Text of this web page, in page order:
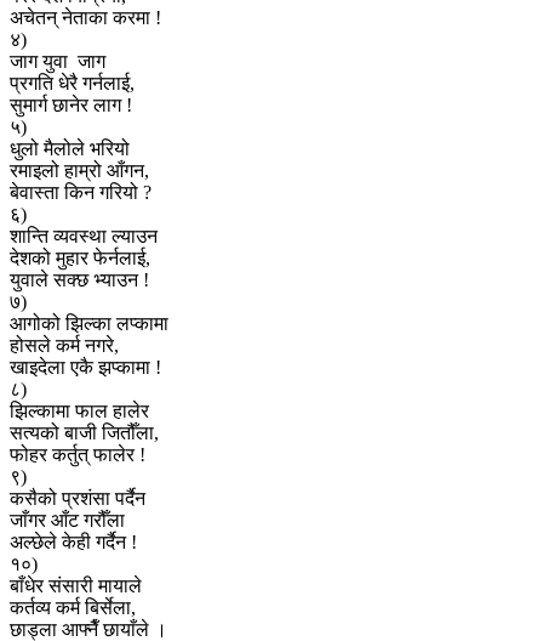
अचेतन् नेताका करमा !
४)
जाग युवा जाग
प्रगति धेरै गर्नलाई,
सुमार्ग छानेर लाग !
५)
धुलो मैलोले भरियो
रमाइलो हाम्रो आँगन,
बेवास्ता किन गरियो ?
६)
शान्ति व्यवस्था ल्याउन
देशको मुहार फेर्नलाई,
युवाले सक्छ भ्याउन !
७)
आगोको झिल्का लप्कामा
होसले कर्म नगरे,
खाइदेला एकै झप्कामा !
८)
झिल्कामा फाल हालेर
सत्यको बाजी जितौँला,
फोहर कर्तुत् फालेर !
९)
कसैको प्रशंसा पर्दैन
जाँगर आँट गरौँला
अल्छेले केही गर्दैन !
१०)
बाँधेर संसारी मायाले
कर्तव्य कर्म बिर्सेला,
छाड्ला आफ्नैँ छायाँले ।